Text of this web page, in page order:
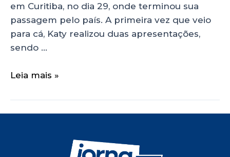
em Curitiba, no dia 29, onde terminou sua
passagem pelo país. A primeira vez que veio
para cá, Katy realizou duas apresentações,
sendo …
Leia mais »